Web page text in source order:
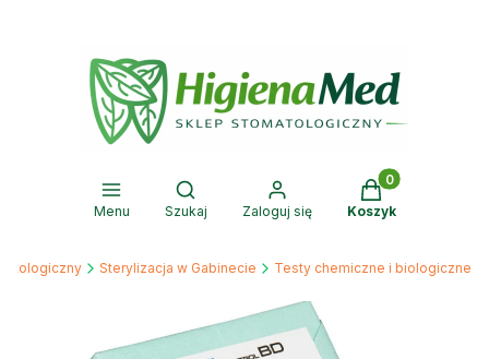
Menu
Otwórz wyszukiwarkę
Szukaj Zaloguj się
Produkty w
Koszyk
Sterylizacja w Gabinecie Testy chemiczne i biologiczne